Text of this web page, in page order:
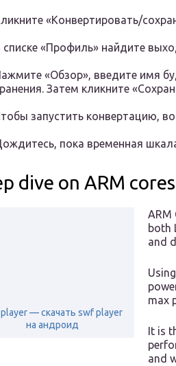
«Конвертировать/
списке «Профиль» найдите
«Обзор», введите имя
Затем кликните
запустить конвертацию,
пока временная
dive on ARM
— скачать swf player
на андроид
ARM
both
and
max
It is
and